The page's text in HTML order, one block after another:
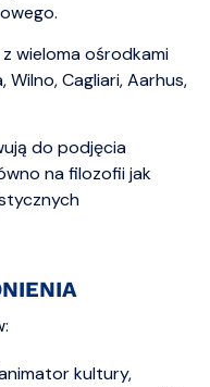
wieloma ośrodkami
Wilno, Cagliari, Aarhus,
do podjęcia
na filozofii jak
kultury,